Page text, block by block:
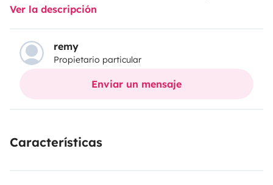
coussin table extérieure avec 4 chaises un petit
réchaud bassine serviette de bain gant bouteille de gaz
produit à caissette et d'autre accessoires qui sont
conpri dans le camping car Confortable ce camping
car vous procure une stabilité de conduite et un confort
tout équipé plus cas prendre la route pour de nouvelles
profitez en pour de belles photos souvenirs 🤗
Ver la descripción
remy
Propietario particular
Enviar un mensaje
Características